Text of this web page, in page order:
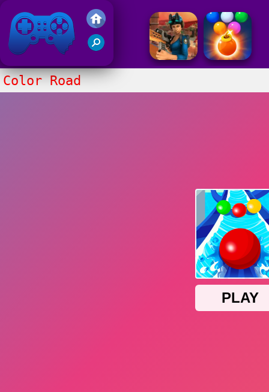
Gry Friv 5
Color Road